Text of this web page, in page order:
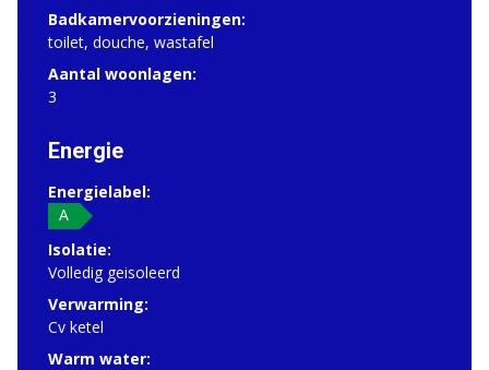
Badkamervoorzieningen:
toilet, douche, wastafel
Aantal woonlagen:
3
Energie
Energielabel:
A
Isolatie:
Volledig geisoleerd
Verwarming:
Cv ketel
Warm water: